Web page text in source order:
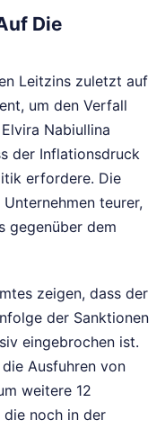
Die
Leitzins zuletzt auf
um den Verfall
Nabiullina
der Inflationsdruck
erfordere. Die
teurer,
gegenüber dem
zeigen, dass der
der Sanktionen
eingebrochen ist.
Ausfuhren von
weitere 12
die noch in der